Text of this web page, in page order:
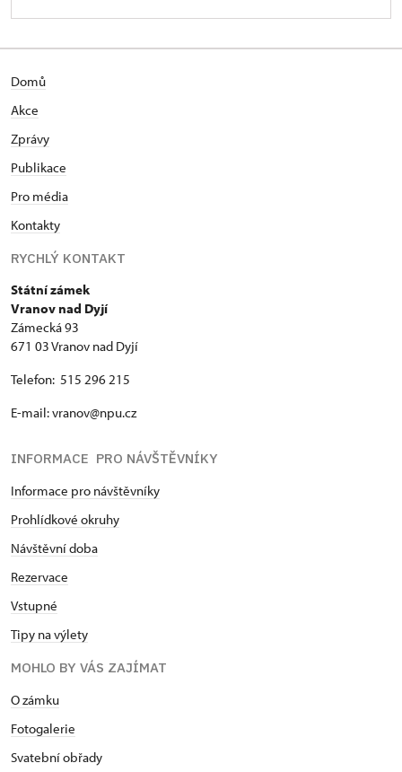
Domů
Akce
Zprávy
Publikace
Pro média
Kontakty
RYCHLÝ KONTAKT
Státní zámek
Vranov nad Dyjí
Zámecká 93
671 03 Vranov nad Dyjí
Telefon: 515 296 215
E-mail: vranov@npu.cz
INFORMACE PRO NÁVŠTĚVNÍKY
Informace pro návštěvníky
Prohlídkové okruhy
Návštěvní doba
Rezervace
Vstupné
Tipy na výlety
MOHLO BY VÁS ZAJÍMAT
O zámku
Fotogalerie
Svatební obřady